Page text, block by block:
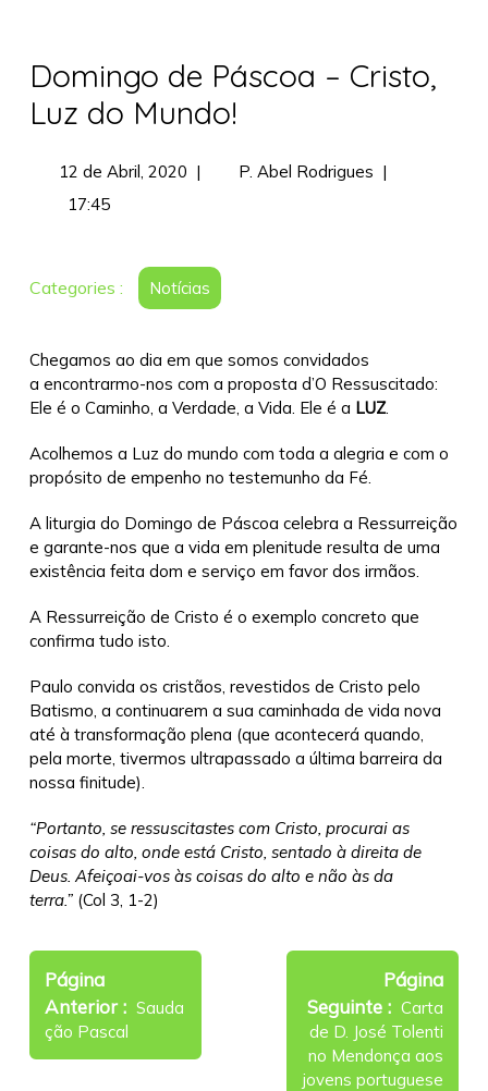
Domingo de Páscoa – Cristo,
Luz do Mundo!
12 de Abril, 202012| P. Abel RodriguesDomingo
|
17:45
Categories : Notícias
Chegamos ao dia em que somos convidados
a encontrarmo-nos com a proposta d’O Ressuscitado:
Ele é o Caminho, a Verdade, a Vida. Ele é a LUZ.
Acolhemos a Luz do mundo com toda a alegria e com o
propósito de empenho no testemunho da Fé.
A liturgia do Domingo de Páscoa celebra a Ressurreição
e garante-nos que a vida em plenitude resulta de uma
existência feita dom e serviço em favor dos irmãos.
A Ressurreição de Cristo é o exemplo concreto que
confirma tudo isto.
Paulo convida os cristãos, revestidos de Cristo pelo
Batismo, a continuarem a sua caminhada de vida nova
até à transformação plena (que acontecerá quando,
pela morte, tivermos ultrapassado a última barreira da
nossa finitude).
“Portanto, se ressuscitastes com Cristo, procurai as
coisas do alto, onde está Cristo, sentado à direita de
Deus. Afeiçoai-vos às coisas do alto e não às da
terra.” (Col 3, 1-2)
Navegação
de
artigos
Página
Anterior
Older
Sauda
ção Pascal
Página
Seguinte
Newer
Posts
Carta
de D. José Tolenti
no Mendonça aos
jovens portuguese